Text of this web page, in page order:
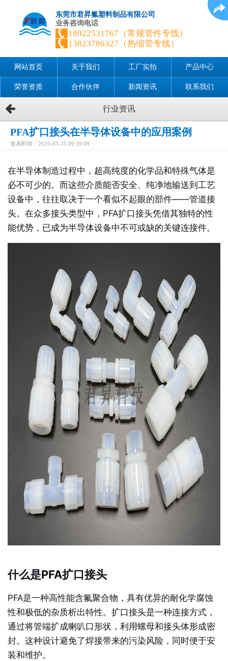
东莞市君昇氟塑料制品有限公司
业务咨询电话
18922531767（常规管件专线）
13823786327（热缩管专线）
网站首页 关于我们 工厂实拍 产品中心
荣誉资质 合作伙伴 新闻资讯 联系我们
行业资讯
PFA扩口接头在半导体设备中的应用案例
发表时间：2026-03-25 09:39:08
在半导体制造过程中，超高纯度的化学品和特殊气体是
必不可少的。而这些介质能否安全、纯净地输送到工艺
设备中，往往取决于一个看似不起眼的部件——管道接
头。在众多接头类型中，PFA扩口接头凭借其独特的性
能优势，已成为半导体设备中不可或缺的关键连接件。
什么是PFA扩口接头
PFA是一种高性能含氟聚合物，具有优异的耐化学腐蚀
性和极低的杂质析出特性。扩口接头是一种连接方式，
通过将管端扩成喇叭口形状，利用螺母和接头体形成密
封。这种设计避免了焊接带来的污染风险，同时便于安
装和维护。